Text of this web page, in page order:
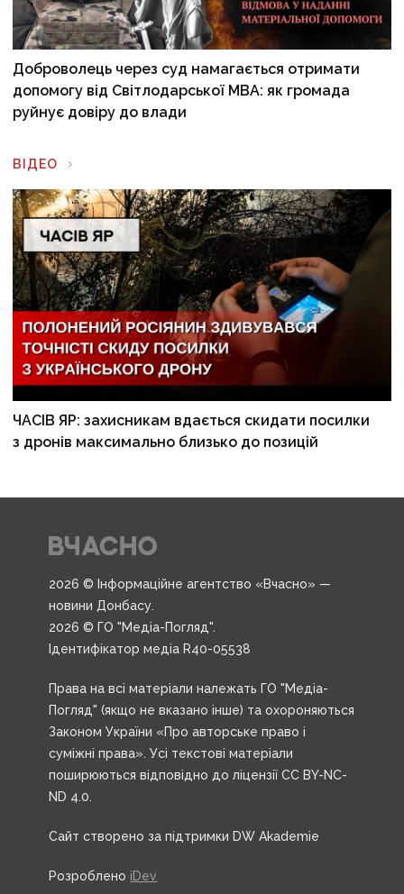
Доброволець через суд намагається отримати
допомогу від Світлодарської МВА: як громада
руйнує довіру до влади
ВІДЕО
ЧАСІВ ЯР: захисникам вдається скидати посилки
з дронів максимально близько до позицій
2026 © Інформаційне агентство «Вчасно» —
новини Донбасу.
2026 © ГО "Медіа-Погляд".
Ідентифікатор медіа R40-05538
Права на всі матеріали належать ГО "Медіа-
Погляд" (якщо не вказано інше) та охороняються
Законом України «Про авторське право і
суміжні права». Усі текстові матеріали
поширюються відповідно до ліцензії CC BY-NC-
ND 4.0.
Сайт створено за підтримки DW Akademie
Розроблено iDev